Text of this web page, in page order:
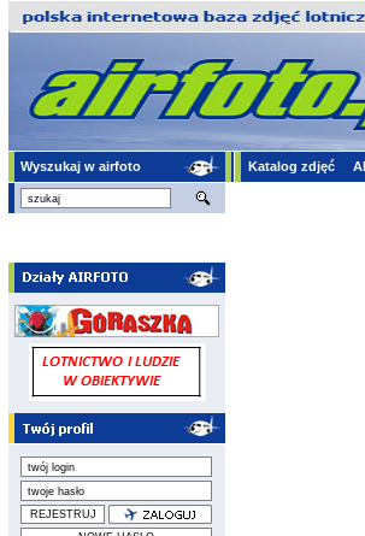
Wyszukaj w airfoto Katalog zdjęć